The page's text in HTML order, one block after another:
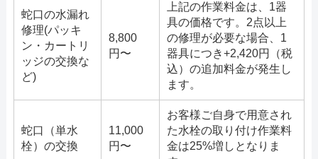
蛇口の水漏れ
修理(パッキ
ン・カートリ
ッジの交換な
ど)
8,800
円〜
上記の作業料金は、1器
具の価格です。2点以上
の修理が必要な場合、1
器具につき+2,420円（税
込）の追加料金が発生し
ます。
蛇口（単水
栓）の交換
11,000
円〜
お客様ご自身で用意され
た水栓の取り付け作業料
金は25%増しとなりま